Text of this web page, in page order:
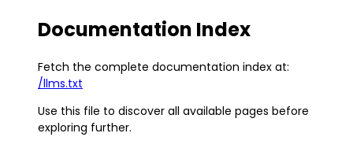
Documentation Index
Fetch the complete documentation index at:
/llms.txt
Use this file to discover all available pages before
exploring further.